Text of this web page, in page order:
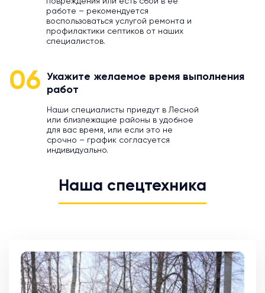
работе – рекомендуется
воспользоваться услугой ремонта и
профилактики септиков от наших
специалистов.
06
Укажите желаемое время выполнения
работ
Наши специалисты приедут в Лесной
или близлежащие районы в удобное
для вас время, или если это не
срочно – график согласуется
индивидуально.
Наша спецтехника